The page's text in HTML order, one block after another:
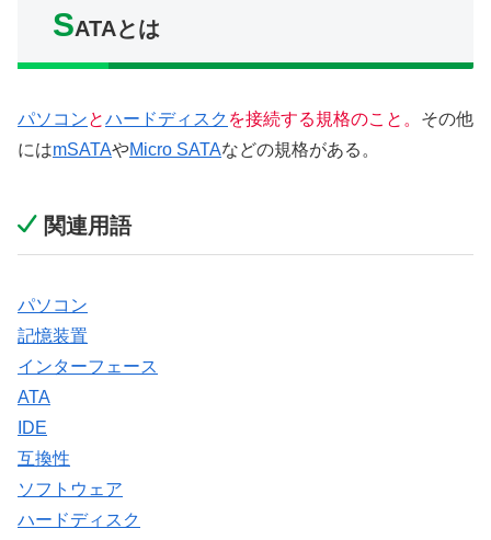
SATAとは
パソコンとハードディスク を接続する規格のこと。 その他
にはmSATAやMicro SATAなどの規格がある。
関連用語
パソコン
記憶装置
インターフェース
ATA
IDE
互換性
ソフトウェア
ハードディスク